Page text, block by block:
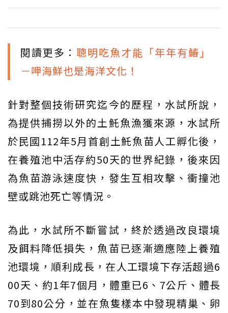
閱讀更多： 聰明吃魚才能「年年有鰆」
－呷海鮮也是海洋文化！
針對整個技術研究迄今的歷程，水試所說，
為提供捕撈以外的土魠魚漁獲來源，水試所
於民國112年5月首創土魠魚苗人工孵化後，
在養殖池中活存約50天的世界紀錄，後來因
為魚苗游泳速度快，發生互相攻擊、衝撞池
壁或跳池死亡等情況。
為此，水試所不斷嘗試，終於透過改良環境
及餌料降低損失，魚苗已逐漸適應陸上養殖
池環境，順利成長，在人工環境下存活超過6
00天、約1年7個月，體重已6、7公斤、體長
70到80公分，並在魚隻樣本中發現精巢、卵